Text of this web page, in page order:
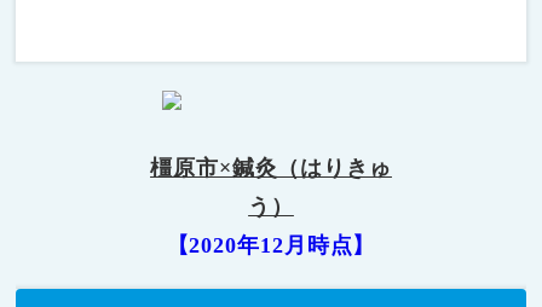
橿原市×鍼灸（はりきゅ
う）
【2020年12月時点】